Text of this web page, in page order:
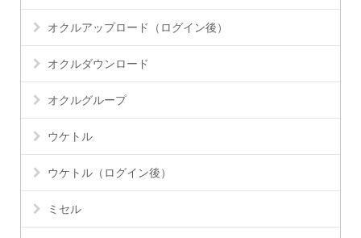
オクルアップロード（ログイン後）
オクルダウンロード
オクルグループ
ウケトル
ウケトル（ログイン後）
ミセル